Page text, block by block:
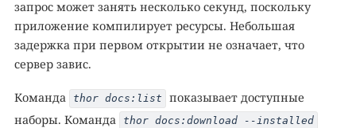
запрос может занять несколько секунд, поскольку
приложение компилирует ресурсы. Небольшая
задержка при первом открытии не означает, что
сервер завис.
Команда thor docs:list
показывает доступные
наборы. Команда
thor docs:download --installed